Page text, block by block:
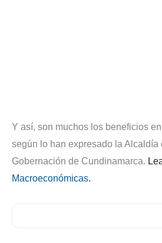
Y así, son muchos los beneficios
según lo han expresado la Alcaldía
Gobernación de Cundinamarca.
Macroeconómicas.